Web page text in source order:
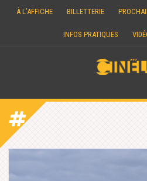
À L’AFFICHE BILLETTERIE
INFOS PRATIQUES